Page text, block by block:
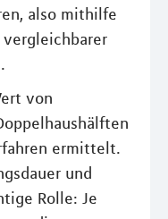
also mithilfe
von
ermittelt.
und
Rolle: Je